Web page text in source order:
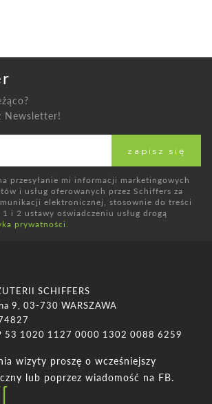
Newsletter!
przesyłanie mi informacji marketingowych
i usług oferowanych przez Schiffers za
elektronicznej, stosownie do treści
i 2 ustawy oświadczeniu usług drogą
prywatności.
SCHIFFERS
9, 03-730 WARSZAWA
53 1020 1127 0000 1302 0088 6259
wizyty proszę o wcześniejszy
lub poprzez wiadomość na FB.